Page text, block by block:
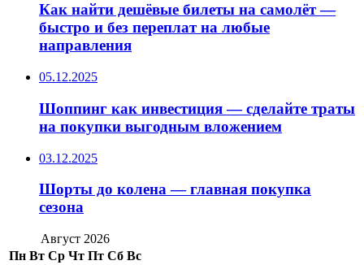
Как найти дешёвые билеты на самолёт —
быстро и без переплат на любые
направления
05.12.2025
Шоппинг как инвестиция — сделайте траты
на покупки выгодным вложением
03.12.2025
Шорты до колена — главная покупка
сезона
Август 2026
Пн Вт Ср Чт Пт Сб Вс